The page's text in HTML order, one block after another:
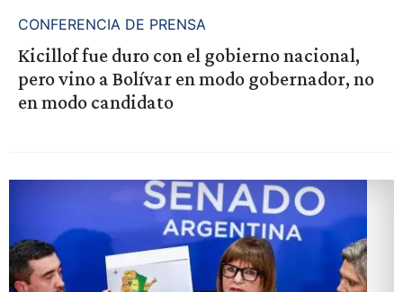
CONFERENCIA DE PRENSA
Kicillof fue duro con el gobierno nacional,
pero vino a Bolívar en modo gobernador, no
en modo candidato